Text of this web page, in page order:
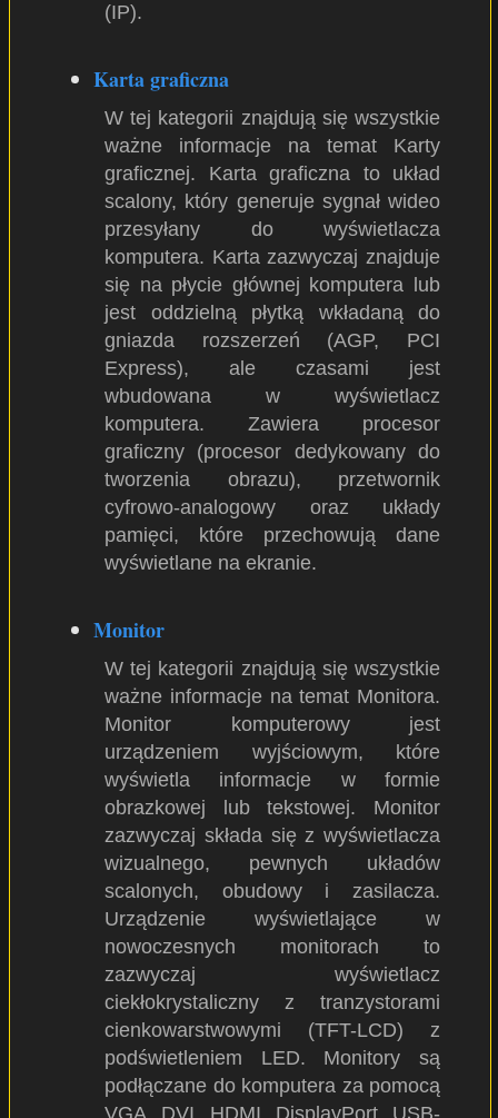
(IP).
Karta graficzna
W tej kategorii znajdują się wszystkie
ważne informacje na temat Karty
graficznej. Karta graficzna to układ
scalony, który generuje sygnał wideo
przesyłany do wyświetlacza
komputera. Karta zazwyczaj znajduje
się na płycie głównej komputera lub
jest oddzielną płytką wkładaną do
gniazda rozszerzeń (AGP, PCI
Express), ale czasami jest
wbudowana w wyświetlacz
komputera. Zawiera procesor
graficzny (procesor dedykowany do
tworzenia obrazu), przetwornik
cyfrowo-analogowy oraz układy
pamięci, które przechowują dane
wyświetlane na ekranie.
Monitor
W tej kategorii znajdują się wszystkie
ważne informacje na temat Monitora.
Monitor komputerowy jest
urządzeniem wyjściowym, które
wyświetla informacje w formie
obrazkowej lub tekstowej. Monitor
zazwyczaj składa się z wyświetlacza
wizualnego, pewnych układów
scalonych, obudowy i zasilacza.
Urządzenie wyświetlające w
nowoczesnych monitorach to
zazwyczaj wyświetlacz
ciekłokrystaliczny z tranzystorami
cienkowarstwowymi (TFT-LCD) z
podświetleniem LED. Monitory są
podłączane do komputera za pomocą
VGA, DVI, HDMI, DisplayPort, USB-